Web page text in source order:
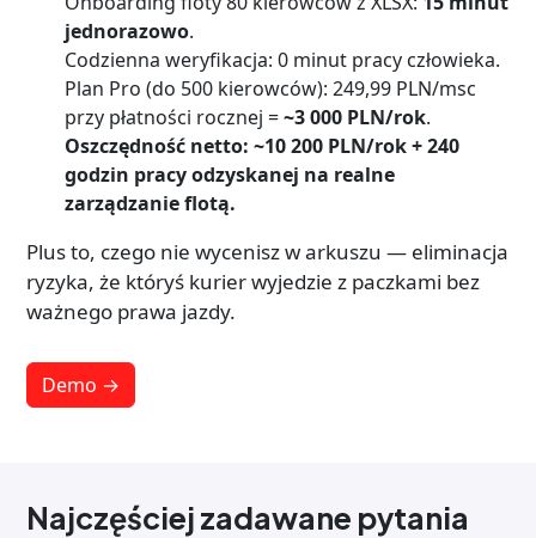
jednorazowo.
Codzienna weryfikacja: 0 minut pracy człowieka.
Plan Pro (do 500 kierowców): 249,99 PLN/msc
przy płatności rocznej =~3 000 PLN/rok.
Oszczędność netto: ~10 200 PLN/rok + 240
godzin pracy odzyskanej na realne
zarządzanie flotą.
Plus to, czego nie wycenisz w arkuszu — eliminacja
ryzyka, że któryś kurier wyjedzie z paczkami bez
ważnego prawa jazdy.
Demo →
Najczęściej zadawane pytania